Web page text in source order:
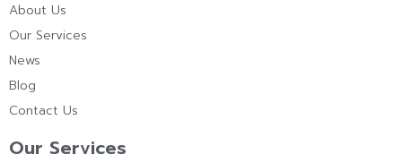
About Us
Our Services
News
Blog
Contact Us
Our Services